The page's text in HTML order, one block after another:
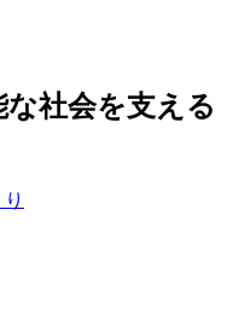
な社会を支える